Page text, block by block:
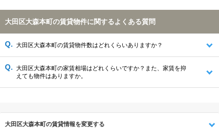
大田区大森本町の賃貸物件に関するよくある質問
大田区大森本町の賃貸物件数はどれくらいありますか？
大田区大森本町の家賃相場はどれくらいですか？また、家賃を抑
えても物件はありますか。
大田区大森本町の賃貸情報を変更する